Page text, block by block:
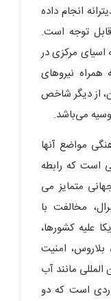
انجام داده
توجه است.
اسیای مرکزی در
همراه نیروهای
از دیگر شاخص
می‌باشد.
مواضع آنها
است که رابطه
متمایز می
مخالفت با
علیه کشورها،
بلاروس، امنیت
مانند آب
است که دو